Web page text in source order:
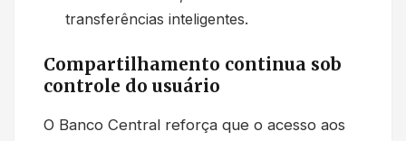
transferências inteligentes.
Compartilhamento continua sob
controle do usuário
O Banco Central reforça que o acesso aos